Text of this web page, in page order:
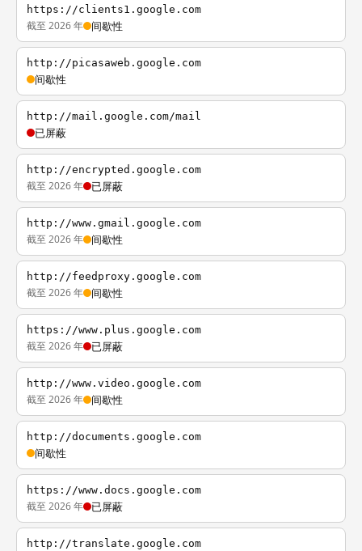
https://clients1.google.com
截至 2026 年 间歇性
http://picasaweb.google.com
间歇性
http://mail.google.com/mail
已屏蔽
http://encrypted.google.com
截至 2026 年 已屏蔽
http://www.gmail.google.com
截至 2026 年 间歇性
http://feedproxy.google.com
截至 2026 年 间歇性
https://www.plus.google.com
截至 2026 年 已屏蔽
http://www.video.google.com
截至 2026 年 间歇性
http://documents.google.com
间歇性
https://www.docs.google.com
截至 2026 年 已屏蔽
http://translate.google.com